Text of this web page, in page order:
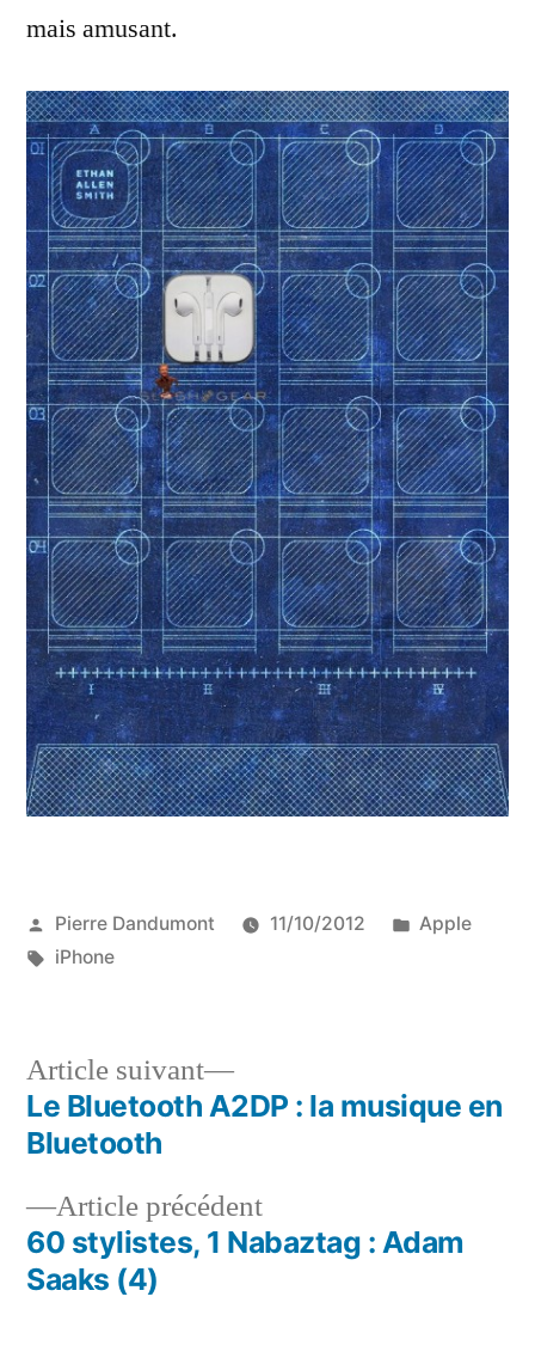
mais amusant.
Publié
par
Pierre Dandumont 11/10/2012
Publié
Apple
Étiquettes :
iPhone
Navigation
l’article
Article précédentArticle
précédent :
60 stylistes, 1 Nabaztag : Adam
Saaks (4)
Article suivant
Article
suivant :
Le Bluetooth A2DP : la musique en
Bluetooth